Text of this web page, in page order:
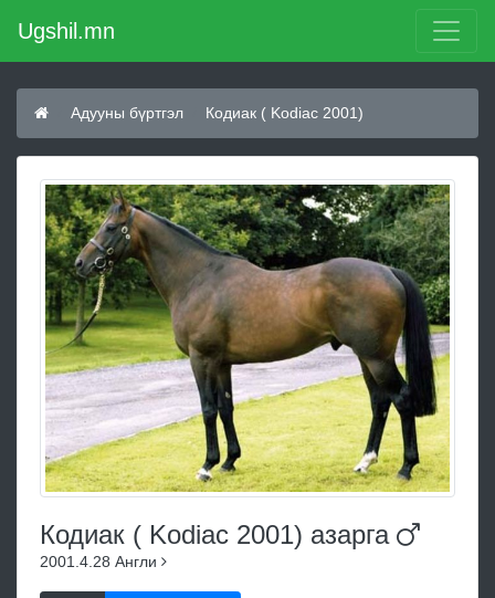
Ugshil.mn
Адууны бүртгэл Кодиак ( Kodiac 2001)
Кодиак ( Kodiac 2001) азарга
2001.4.28 Англи